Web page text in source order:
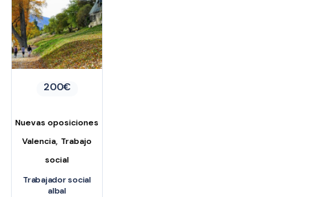
200€
Nuevas oposiciones
Valencia, Trabajo
social
Trabajador social
albal